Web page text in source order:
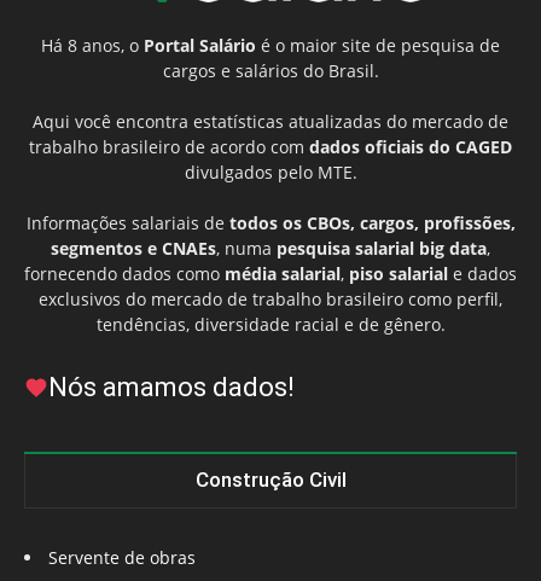
Há 8 anos, o Portal Salário é o maior site de pesquisa de
cargos e salários do Brasil.
Aqui você encontra estatísticas atualizadas do mercado de
trabalho brasileiro de acordo com dados oficiais do CAGED
divulgados pelo MTE.
Informações salariais de todos os CBOs, cargos, profissões,
segmentos e CNAEs, numa pesquisa salarial big data,
fornecendo dados como média salarial, piso salarial e dados
exclusivos do mercado de trabalho brasileiro como perfil,
tendências, diversidade racial e de gênero.
Nós amamos dados!
Construção Civil
Servente de obras